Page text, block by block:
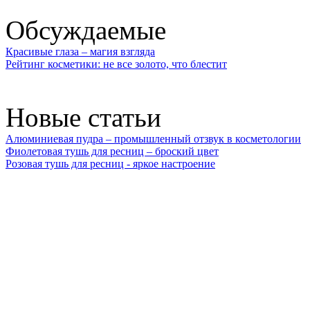
Обсуждаемые
Красивые глаза – магия взгляда
Рейтинг косметики: не все золото, что блестит
Новые статьи
Алюминиевая пудра – промышленный отзвук в косметологии
Фиолетовая тушь для ресниц – броский цвет
Розовая тушь для ресниц - яркое настроение